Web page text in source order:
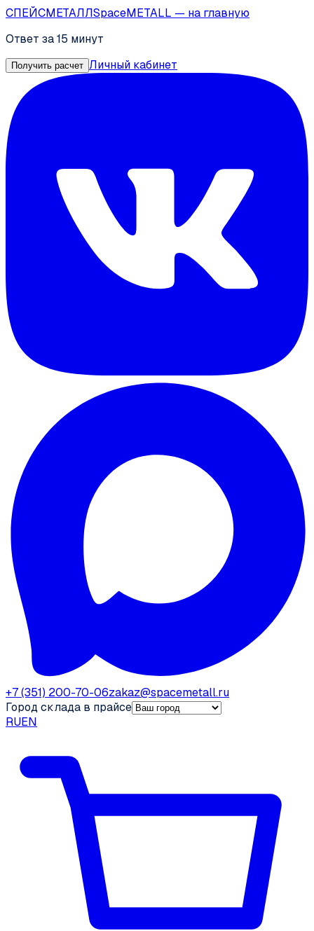
СПЕЙСМЕТАЛЛSpaceMETALL — на главную
Ответ за 15 минут
Получить расчет Личный кабинет
+7 (351) 200-70-06zakaz@spacemetall.ru
Город склада в прайсе
RUEN